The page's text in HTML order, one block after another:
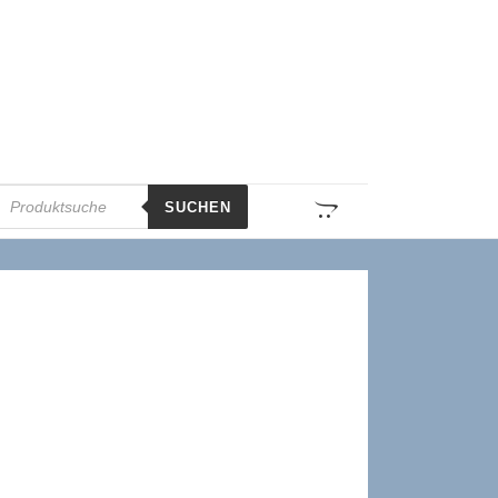
search
SUCHEN